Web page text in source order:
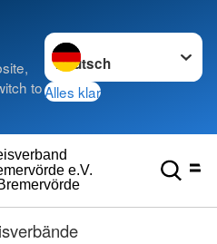
to
Sprache wechseln zu
Alles klar
e.V.